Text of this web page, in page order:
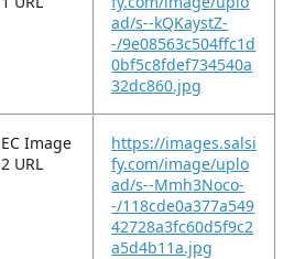
ad/s--kQKaystZ-
-/9e08563c504ffc1d
0bf5c8fdef734540a
32dc860.jpg
EC Image
2 URL
https://images.salsi
fy.com/image/uplo
ad/s--Mmh3Noco-
-/118cde0a377a549
42728a3fc60d5f9c2
a5d4b11a.jpg